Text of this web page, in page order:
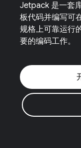
Jetpack 是一套
板代码并编写可
规格上可靠运行
要的编码工作。